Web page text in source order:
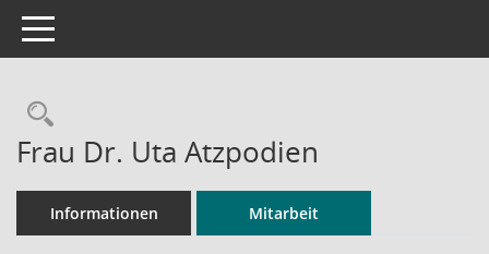
Toggle navigation
Rechercheauswahl
Frau Dr. Uta Atzpodien
Informationen Mitarbeit